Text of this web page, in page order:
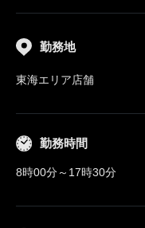
勤務地
東海エリア店舗
勤務時間
8時00分～17時30分